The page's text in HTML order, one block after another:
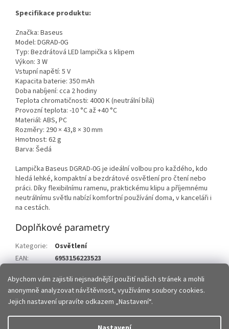
Abychom vám zajistili nejsnadnější použití našich stránek a mohli
anonymně analyzovat návštěvnost, využíváme soubory cookies.
Jejich nastavení upravíte odkazem „Nastavení“.
Specifikace produktu:
Značka: Baseus
Model: DGRAD-0G
Typ: Bezdrátová LED lampička s klipem
Výkon: 3 W
Vstupní napětí: 5 V
Kapacita baterie: 350 mAh
Doba nabíjení: cca 2 hodiny
Teplota chromatičnosti: 4000 K (neutrální bílá)
Provozní teplota: -10 °C až +40 °C
Materiál: ABS, PC
Rozměry: 290 × 43,8 × 30 mm
Hmotnost: 62 g
Barva: Šedá
Lampička Baseus DGRAD-0G je ideální volbou pro každého, kdo
hledá lehké, kompaktní a bezdrátové osvětlení pro čtení nebo
práci. Díky flexibilnímu ramenu, praktickému klipu a příjemnému
neutrálnímu světlu nabízí komfortní používání doma, v kanceláři i
na cestách.
Doplňkové parametry
Kategorie:
Osvětlení
EAN:
6953156223523